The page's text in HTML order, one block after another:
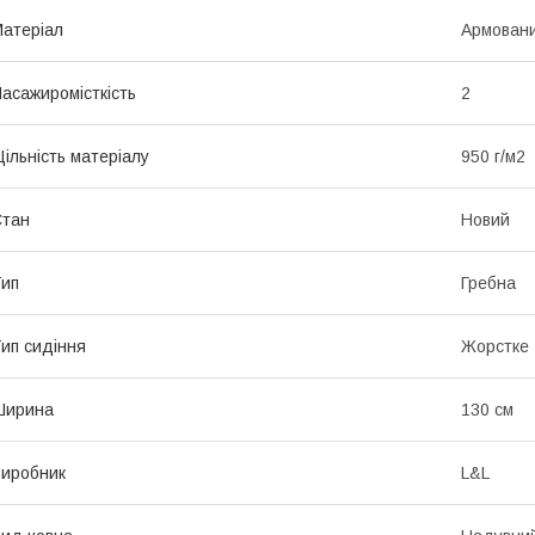
2
матеріалу 950 г/м2
Новий
Гребна
сидіння Жорстке
130 см
L&L